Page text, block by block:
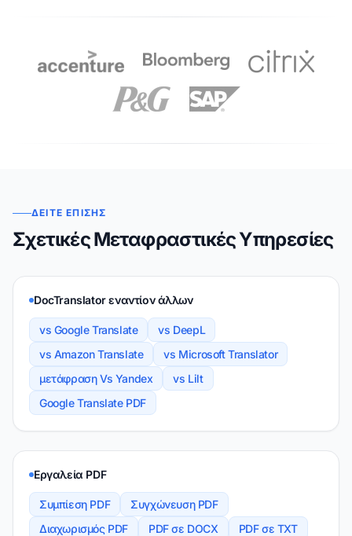
ΔΕΊΤΕ ΕΠΊΣΗΣ
Σχετικές Μεταφραστικές Υπηρεσίες
DocTranslator εναντίον άλλων
vs Google Translate
vs DeepL
vs Amazon Translate
vs Microsoft Translator
μετάφραση Vs Yandex
vs Lilt
Google Translate PDF
Εργαλεία PDF
Συμπίεση PDF
Συγχώνευση PDF
Διαχωρισμός PDF
PDF σε DOCX
PDF σε TXT